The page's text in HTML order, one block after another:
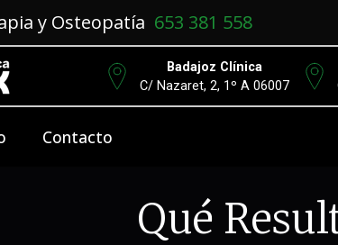
y Osteopatía 653 381 558
Badajoz Clínica
C/ Nazaret, 2, 1º A 06007
Contacto
Qué